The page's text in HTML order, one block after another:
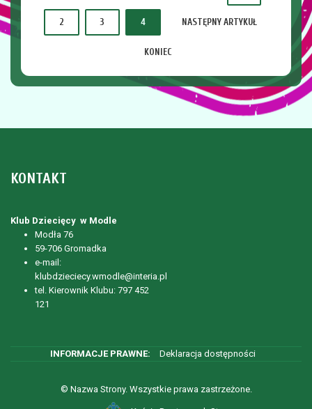
2 3 4 NASTĘPNY ARTYKUŁ
KONIEC
KONTAKT
Klub Dziecięcy w Modle
Modła 76
59-706 Gromadka
e-mail:
klubdzieciecy.wmodle@interia.pl
tel. Kierownik Klubu: 797 452
121
Deklaracja dostępności
© Nazwa Strony. Wszystkie prawa zastrzeżone.